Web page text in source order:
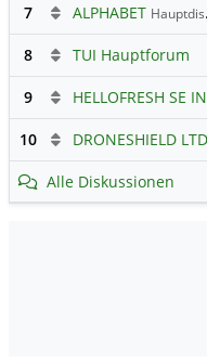
7 ALPHABET Hauptdiskussion
8 TUI Hauptforum
9
10
Alle Diskussionen